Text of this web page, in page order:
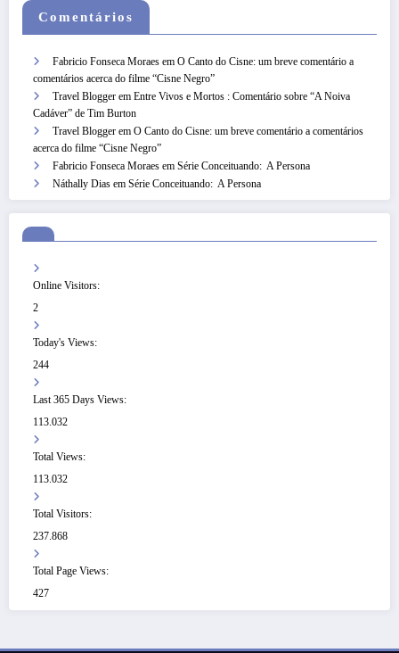
Comentários
Fabricio Fonseca Moraes em O Canto do Cisne: um breve comentário a
comentários acerca do filme “Cisne Negro”
Travel Blogger em Entre Vivos e Mortos : Comentário sobre “A Noiva
Cadáver” de Tim Burton
Travel Blogger em O Canto do Cisne: um breve comentário a comentários
acerca do filme “Cisne Negro”
Fabricio Fonseca Moraes em Série Conceituando: A Persona
Náthally Dias em Série Conceituando: A Persona
Online Visitors:
2
Today's Views:
244
Last 365 Days Views:
113.032
Total Views:
113.032
Total Visitors:
237.868
Total Page Views:
427